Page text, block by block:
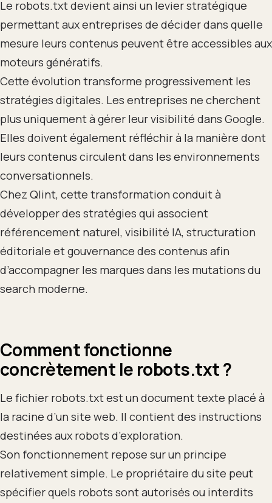
Le robots.txt devient ainsi un levier stratégique
permettant aux entreprises de décider dans quelle
mesure leurs contenus peuvent être accessibles aux
moteurs génératifs.
Cette évolution transforme progressivement les
stratégies digitales. Les entreprises ne cherchent
plus uniquement à gérer leur visibilité dans Google.
Elles doivent également réfléchir à la manière dont
leurs contenus circulent dans les environnements
conversationnels.
Chez Qlint, cette transformation conduit à
développer des stratégies qui associent
référencement naturel, visibilité IA, structuration
éditoriale et gouvernance des contenus afin
d’accompagner les marques dans les mutations du
search moderne.
Comment fonctionne
concrètement le robots.txt?
Le fichier robots.txt est un document texte placé à
la racine d’un site web. Il contient des instructions
destinées aux robots d’exploration.
Son fonctionnement repose sur un principe
relativement simple. Le propriétaire du site peut
spécifier quels robots sont autorisés ou interdits